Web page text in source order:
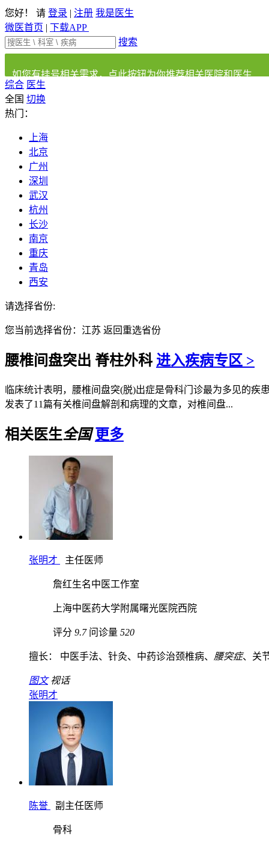
您好！ 请 登录 | 注册 我是医生
微医首页 | 下载APP
搜索
如您有挂号相关需求，点此按钮为你推荐相关医院和医生
综合 医生
全国 切换
热门：
上海
北京
广州
深圳
武汉
杭州
长沙
南京
重庆
青岛
西安
请选择省份:
您当前选择省份： 江苏 返回重选省份
腰椎间盘突出 脊柱外科 进入疾病专区 >
临床统计表明，腰椎间盘突(脱)出症是骨科门诊最为多见的疾
发表了11篇有关椎间盘解剖和病理的文章，对椎间盘...
相关医生全国 更多
张明才 主任医师
詹红生名中医工作室
上海中医药大学附属曙光医院西院
评分 9.7 问诊量 520
擅长： 中医手法、针灸、中药诊治颈椎病、 腰突症、关
图文 视话
张明才
陈誉 副主任医师
骨科